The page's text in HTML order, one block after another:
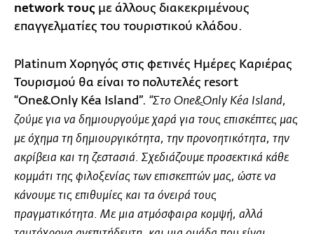
network τους με άλλους διακεκριμένους
επαγγελματίες του τουριστικού κλάδου.
Platinum Χορηγός στις φετινές Ημέρες Καριέρας
Τουρισμού θα είναι το πολυτελές resort
“One&Only Kéa Island”. “Στο One&Only Kéa Island,
ζούμε για να δημιουργούμε χαρά για τους επισκέπτες μας
με όχημα τη δημιουργικότητα, την προνοητικότητα, την
ακρίβεια και τη ζεστασιά. Σχεδιάζουμε προσεκτικά κάθε
κομμάτι της φιλοξενίας των επισκεπτών μας, ώστε να
κάνουμε τις επιθυμίες και τα όνειρά τους
πραγματικότητα. Με μια ατμόσφαιρα κομψή, αλλά